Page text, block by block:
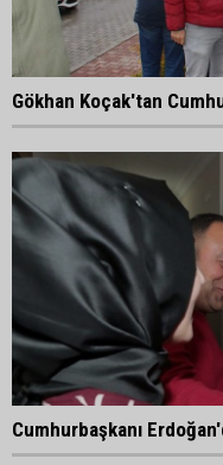
Gökhan Koçak'tan
Cumhurbaşkanı